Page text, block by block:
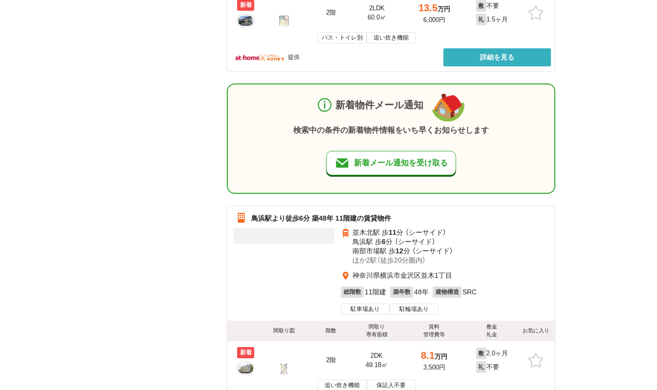
新着
2階
2LDK
60.0㎡
13.5万円
6,000円
敷 不要
礼 1.5ヶ月
バス・トイレ別 追い炊き機能
提供 詳細を見る
新着物件メール通知
検索中の条件の新着物件情報をいち早くお知らせします
新着メール通知を受け取る
鳥浜駅より徒歩6分 築48年 11階建の賃貸物件
並木北駅 歩11分 （シーサイド）
鳥浜駅 歩6分 （シーサイド）
南部市場駅 歩12分 （シーサイド）
ほか2駅（徒歩20分圏内）
神奈川県横浜市金沢区並木1丁目
総階数 11階建 築年数 48年 建物構造 SRC
駐車場あり 駐輪場あり
間取り図 階数
間取り
専有面積
賃料
管理費等
敷金
礼金
お気に入り
新着
2階
2DK
49.18㎡
8.1万円
3,500円
敷 2.0ヶ月
礼 不要
追い炊き機能 保証人不要